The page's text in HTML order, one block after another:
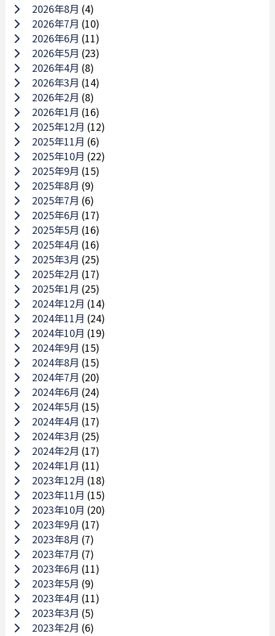
2026年8月 (4)
2026年7月 (10)
2026年6月 (11)
2026年5月 (23)
2026年4月 (8)
2026年3月 (14)
2026年2月 (8)
2026年1月 (16)
2025年12月 (12)
2025年11月 (6)
2025年10月 (22)
2025年9月 (15)
2025年8月 (9)
2025年7月 (6)
2025年6月 (17)
2025年5月 (16)
2025年4月 (16)
2025年3月 (25)
2025年2月 (17)
2025年1月 (25)
2024年12月 (14)
2024年11月 (24)
2024年10月 (19)
2024年9月 (15)
2024年8月 (15)
2024年7月 (20)
2024年6月 (24)
2024年5月 (15)
2024年4月 (17)
2024年3月 (25)
2024年2月 (17)
2024年1月 (11)
2023年12月 (18)
2023年11月 (15)
2023年10月 (20)
2023年9月 (17)
2023年8月 (7)
2023年7月 (7)
2023年6月 (11)
2023年5月 (9)
2023年4月 (11)
2023年3月 (5)
2023年2月 (6)